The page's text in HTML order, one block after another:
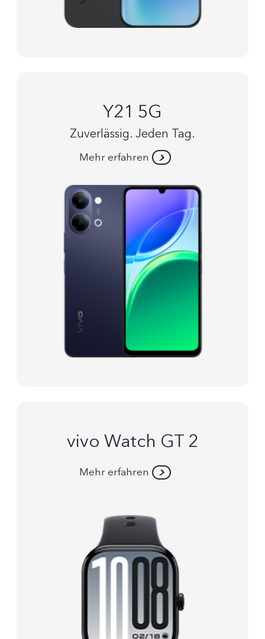
Y21 5G
Zuverlässig. Jeden Tag.
Mehr erfahren
vivo Watch GT 2
Mehr erfahren